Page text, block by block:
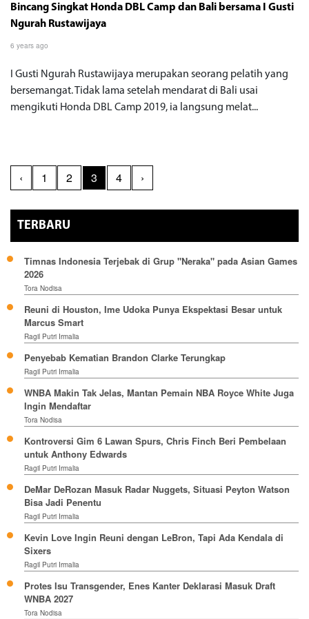
Bincang Singkat Honda DBL Camp dan Bali bersama I Gusti
Ngurah Rustawijaya
6 years ago
I Gusti Ngurah Rustawijaya merupakan seorang pelatih yang
bersemangat. Tidak lama setelah mendarat di Bali usai
mengikuti Honda DBL Camp 2019, ia langsung melat...
‹ 1 2 3 4 ›
TERBARU
Timnas Indonesia Terjebak di Grup "Neraka" pada Asian Games
2026
Tora Nodisa
Reuni di Houston, Ime Udoka Punya Ekspektasi Besar untuk
Marcus Smart
Ragil Putri Irmalia
Penyebab Kematian Brandon Clarke Terungkap
Ragil Putri Irmalia
WNBA Makin Tak Jelas, Mantan Pemain NBA Royce White Juga
Ingin Mendaftar
Tora Nodisa
Kontroversi Gim 6 Lawan Spurs, Chris Finch Beri Pembelaan
untuk Anthony Edwards
Ragil Putri Irmalia
DeMar DeRozan Masuk Radar Nuggets, Situasi Peyton Watson
Bisa Jadi Penentu
Ragil Putri Irmalia
Kevin Love Ingin Reuni dengan LeBron, Tapi Ada Kendala di
Sixers
Ragil Putri Irmalia
Protes Isu Transgender, Enes Kanter Deklarasi Masuk Draft
WNBA 2027
Tora Nodisa